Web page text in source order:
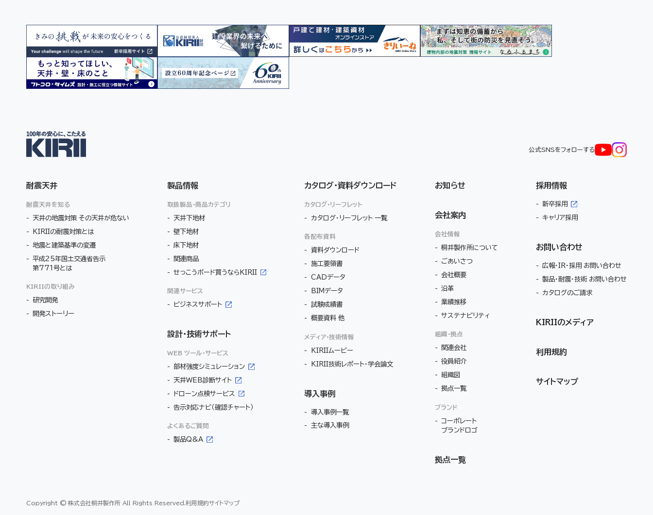
公式SNSをフォローする
耐震天井
耐震天井を知る
天井の地震対策 その天井が危ない
KIRIIの耐震対策とは
地震と建築基準の変遷
平成25年国土交通省告示
第771号とは
KIRIIの取り組み
研究開発
開発ストーリー
製品情報
取扱製品・商品カテゴリ
天井下地材
壁下地材
床下地材
関連商品
せっこうボード買うならKIRII
関連サービス
ビジネスサポート
設計・技術サポート
WEB ツール・サービス
部材強度シミュレーション
天井WEB診断サイト
ドローン点検サービス
告示対応ナビ（確認チャート）
よくあるご質問
製品Q&A
カタログ・資料ダウンロード
カタログ・リーフレット
カタログ・リーフレット 一覧
各配布資料
資料ダウンロード
施工要領書
CADデータ
BIMデータ
試験成績書
概要資料 他
メディア・技術情報
KIRIIムービー
KIRII技術レポート・学会論文
導入事例
導入事例一覧
主な導入事例
お知らせ
会社案内
会社情報
桐井製作所について
ごあいさつ
会社概要
沿革
業績推移
サステナビリティ
組織・拠点
関連会社
役員紹介
組織図
拠点一覧
ブランド
コーポレート
ブランドロゴ
拠点一覧
採用情報
新卒採用
キャリア採用
お問い合わせ
広報・IR・採用 お問い合わせ
製品・耐震・技術 お問い合わせ
カタログのご請求
KIRIIのメディア
利用規約
サイトマップ
利用規約サイトマップ
Copyright © 株式会社桐井製作所 All Rights Reserved.